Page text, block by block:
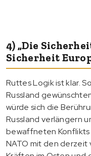
4) „Die
Sicherheit
Ruttes Logik ist klar.
Russland
würde sich die
Russland verlängern
bewaffneten Konflikts
NATO mit den